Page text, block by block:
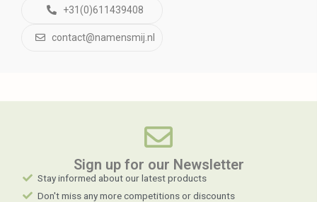
+31(0)611439408
contact@namensmij.nl
Sign up for our Newsletter​
Stay informed about our latest products
Don't miss any more competitions or discounts